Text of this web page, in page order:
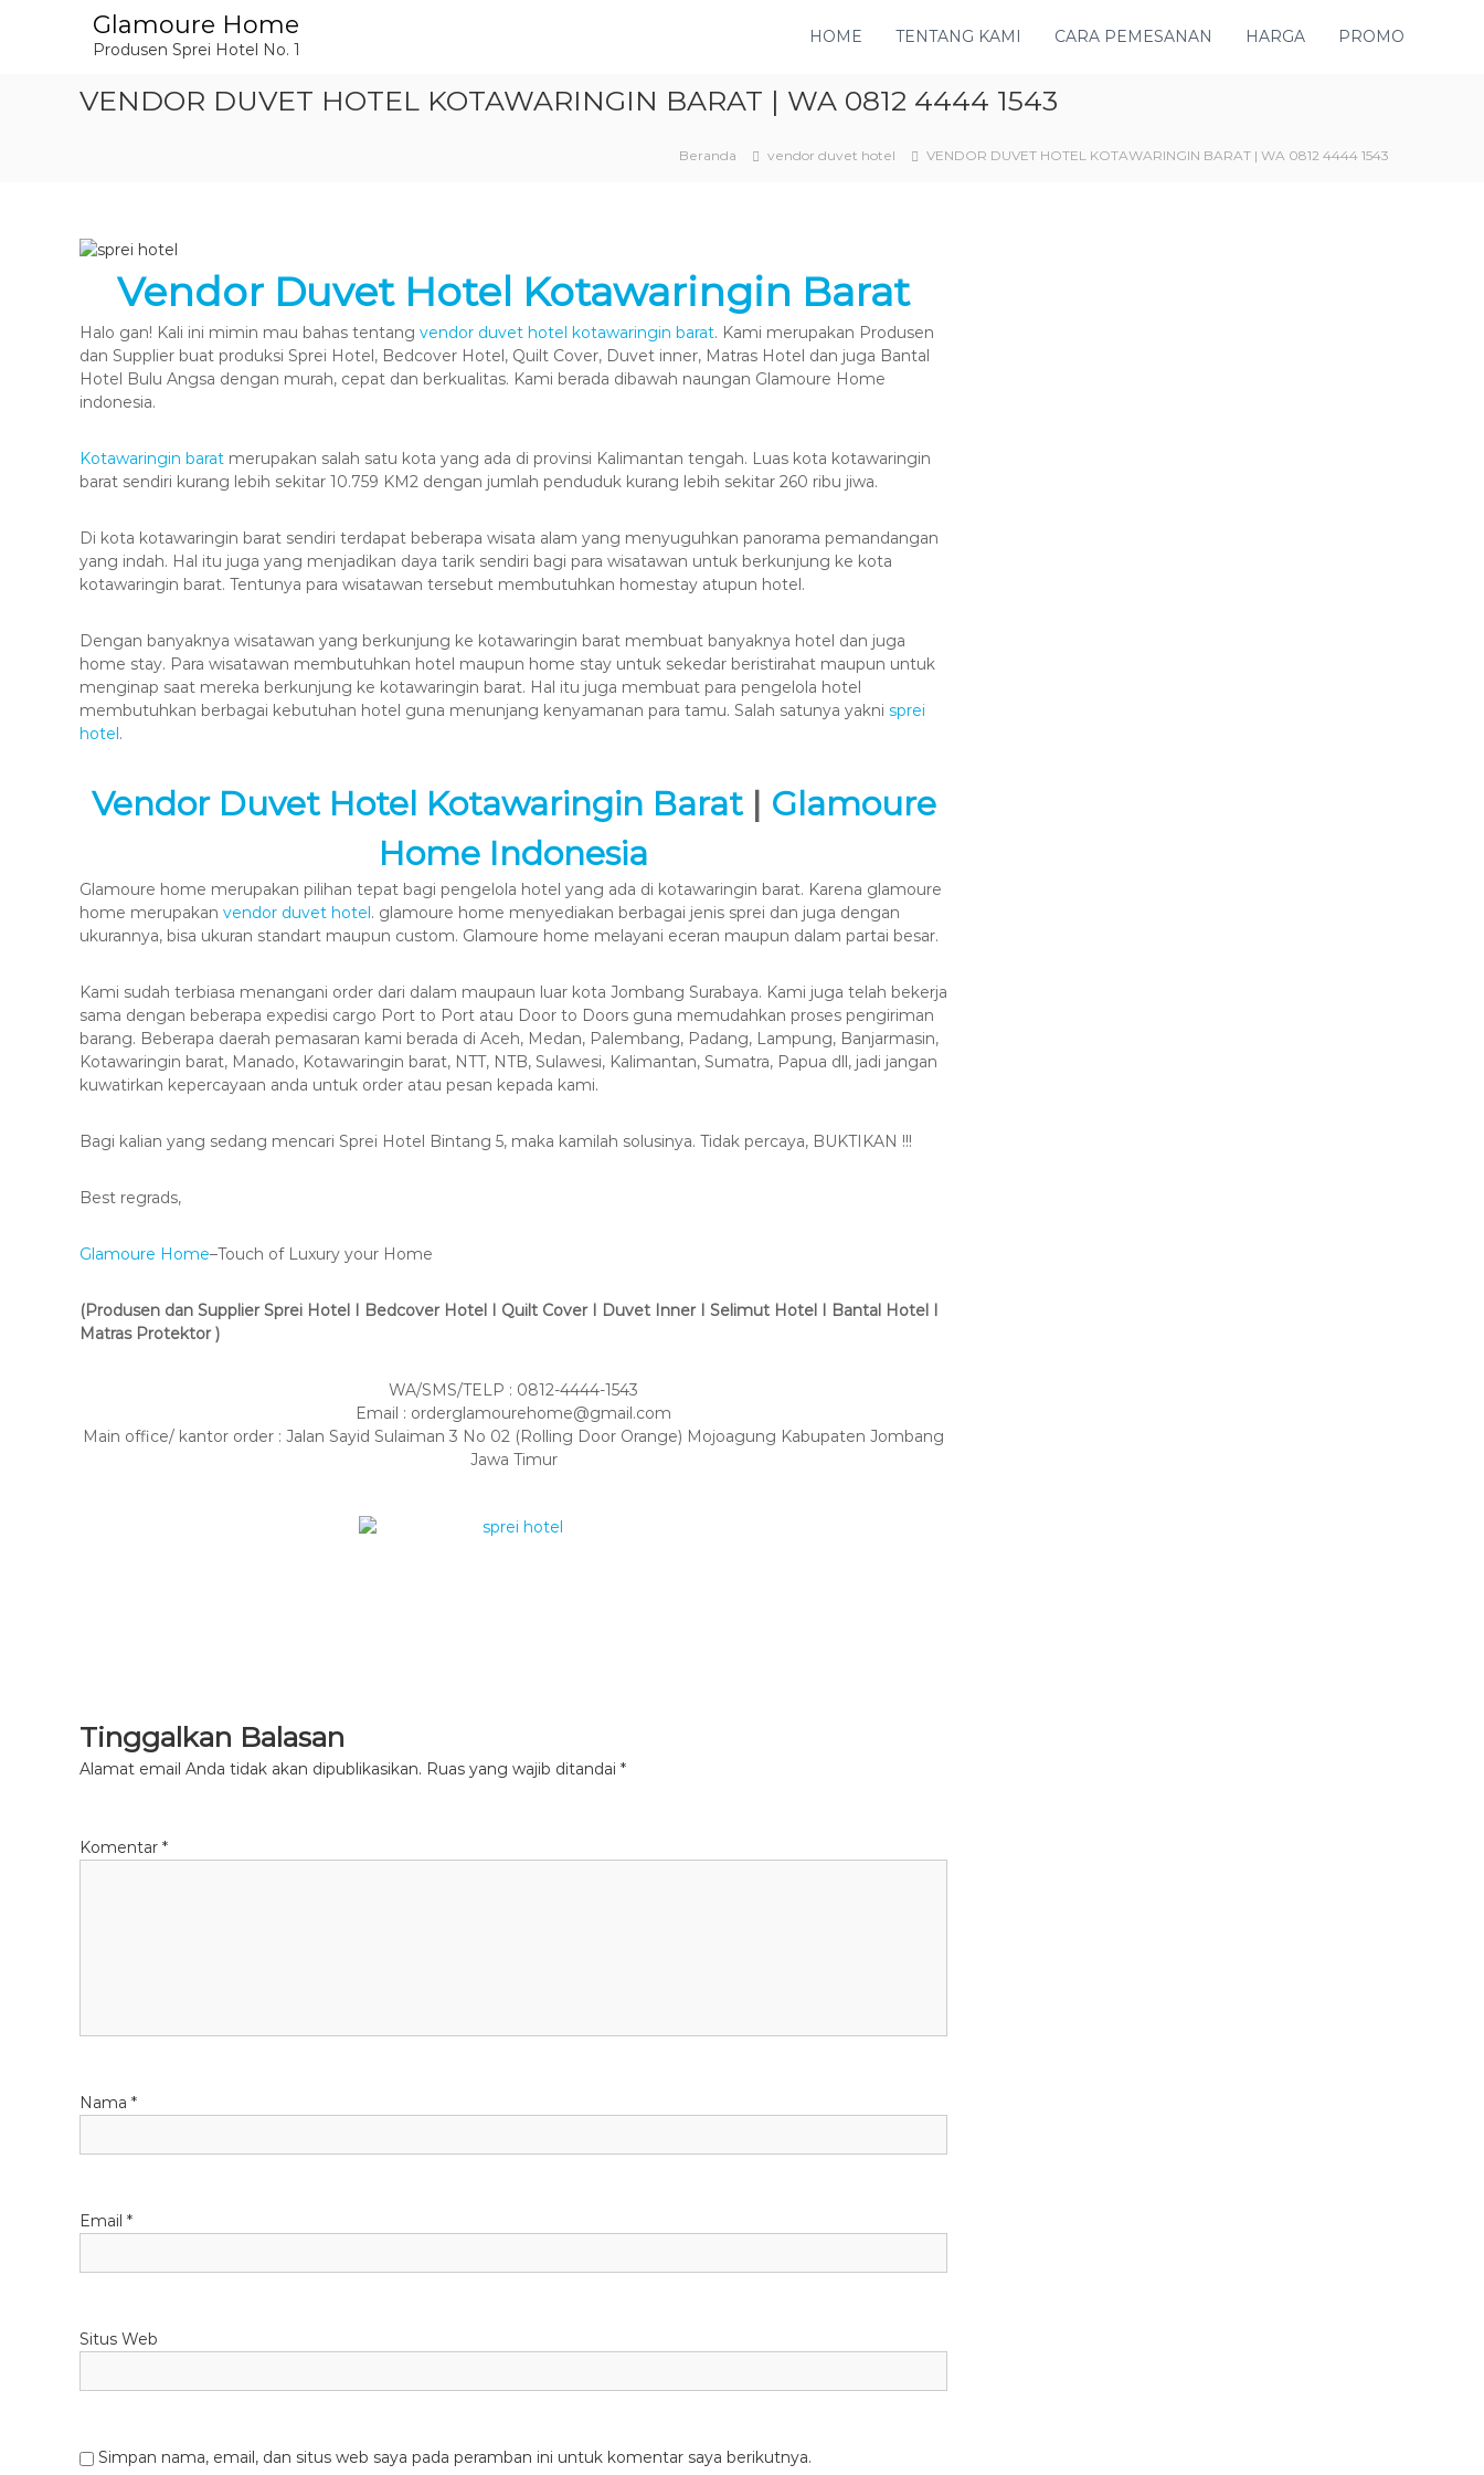
Glamoure Home
Produsen Sprei Hotel No. 1
HOME TENTANG KAMI CARA PEMESANAN HARGA PROMO
VENDOR DUVET HOTEL KOTAWARINGIN BARAT | WA 0812 4444 1543
Beranda vendor duvet hotel VENDOR DUVET HOTEL KOTAWARINGIN BARAT | WA 0812 4444 1543
Vendor Duvet Hotel Kotawaringin Barat
Halo gan! Kali ini mimin mau bahas tentang vendor duvet hotel kotawaringin barat. Kami merupakan Produsen
dan Supplier buat produksi Sprei Hotel, Bedcover Hotel, Quilt Cover, Duvet inner, Matras Hotel dan juga Bantal
Hotel Bulu Angsa dengan murah, cepat dan berkualitas. Kami berada dibawah naungan Glamoure Home
indonesia.
Kotawaringin barat merupakan salah satu kota yang ada di provinsi Kalimantan tengah. Luas kota kotawaringin
barat sendiri kurang lebih sekitar 10.759 KM2 dengan jumlah penduduk kurang lebih sekitar 260 ribu jiwa.
Di kota kotawaringin barat sendiri terdapat beberapa wisata alam yang menyuguhkan panorama pemandangan
yang indah. Hal itu juga yang menjadikan daya tarik sendiri bagi para wisatawan untuk berkunjung ke kota
kotawaringin barat. Tentunya para wisatawan tersebut membutuhkan homestay atupun hotel.
Dengan banyaknya wisatawan yang berkunjung ke kotawaringin barat membuat banyaknya hotel dan juga
home stay. Para wisatawan membutuhkan hotel maupun home stay untuk sekedar beristirahat maupun untuk
menginap saat mereka berkunjung ke kotawaringin barat. Hal itu juga membuat para pengelola hotel
membutuhkan berbagai kebutuhan hotel guna menunjang kenyamanan para tamu. Salah satunya yakni sprei
hotel.
Vendor Duvet Hotel Kotawaringin Barat| Glamoure
Home Indonesia
Glamoure home merupakan pilihan tepat bagi pengelola hotel yang ada di kotawaringin barat. Karena glamoure
home merupakan vendor duvet hotel. glamoure home menyediakan berbagai jenis sprei dan juga dengan
ukurannya, bisa ukuran standart maupun custom. Glamoure home melayani eceran maupun dalam partai besar.
Kami sudah terbiasa menangani order dari dalam maupaun luar kota Jombang Surabaya. Kami juga telah bekerja
sama dengan beberapa expedisi cargo Port to Port atau Door to Doors guna memudahkan proses pengiriman
barang. Beberapa daerah pemasaran kami berada di Aceh, Medan, Palembang, Padang, Lampung, Banjarmasin,
Kotawaringin barat, Manado, Kotawaringin barat, NTT, NTB, Sulawesi, Kalimantan, Sumatra, Papua dll, jadi jangan
kuwatirkan kepercayaan anda untuk order atau pesan kepada kami.
Bagi kalian yang sedang mencari Sprei Hotel Bintang 5, maka kamilah solusinya. Tidak percaya, BUKTIKAN !!!
Best regrads,
Glamoure Home–Touch of Luxury your Home
(Produsen dan Supplier Sprei Hotel I Bedcover Hotel I Quilt Cover I Duvet Inner I Selimut Hotel I Bantal Hotel I
Matras Protektor )
WA/SMS/TELP : 0812-4444-1543
Email : orderglamourehome@gmail.com
Main office/ kantor order : Jalan Sayid Sulaiman 3 No 02 (Rolling Door Orange) Mojoagung Kabupaten Jombang
Jawa Timur
Tinggalkan Balasan
Alamat email Anda tidak akan dipublikasikan. Ruas yang wajib ditandai *
Komentar *
Nama *
Email *
Situs Web
Simpan nama, email, dan situs web saya pada peramban ini untuk komentar saya berikutnya.